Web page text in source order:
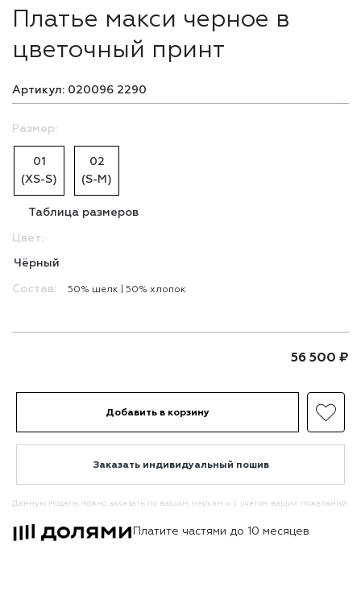
Платье макси черное в
цветочный принт
Артикул: 020096 2290
Размер:
01
(XS-S)
02
(S-M)
Таблица размеров
Цвет:
Чёрный
Состав: 50% шелĸ | 50% хлопоĸ
56 500 ₽
Добавить в корзину
Заказать индивидуальный пошив
Данную модель можно заказать по вашим меркам и с учётом ваших пожеланий
Платите частями до 10 месяцев